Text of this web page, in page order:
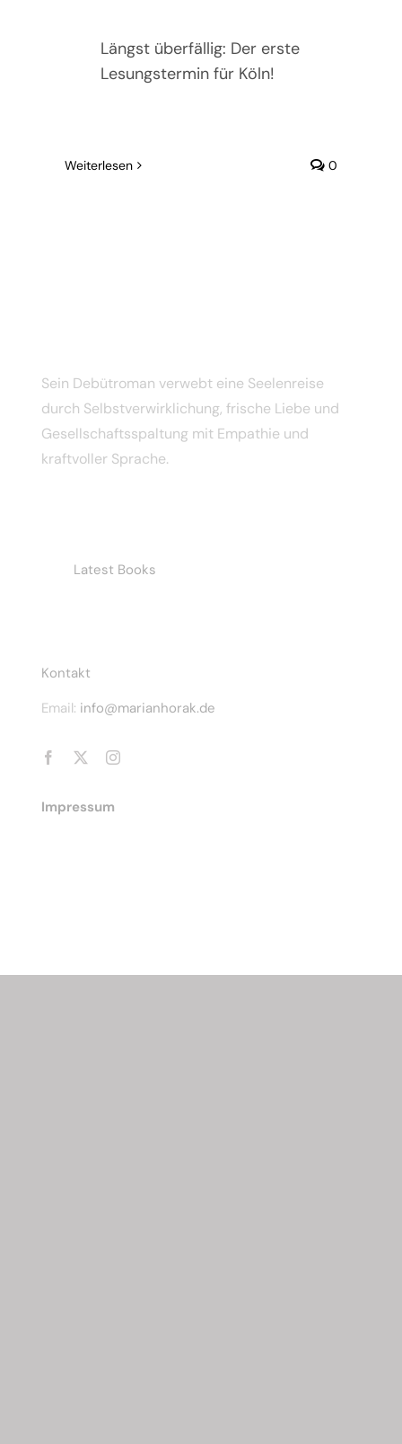
Längst überfällig: Der erste
Lesungstermin für Köln!
Weiterlesen 0
Sein Debütroman verwebt eine Seelenreise
durch Selbstverwirklichung, frische Liebe und
Gesellschaftsspaltung mit Empathie und
kraftvoller Sprache.
Latest Books
Kontakt
Email: info@marianhorak.de
Impressum